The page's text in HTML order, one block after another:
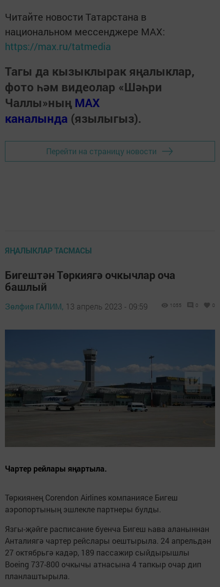
Читайте новости Татарстана в
национальном мессенджере MАХ:
https://max.ru/tatmedia
Тагы да кызыклырак яңалыклар,
фото һәм видеолар «Шәһри
Чаллы»ның MAX
каналында (язылыгыз).
Перейти на страницу новости
ЯҢАЛЫКЛАР ТАСМАСЫ
Бигештән Төркиягә очкычлар оча
башлый
Зөлфия ГАЛИМ, 13 апрель 2023 - 09:59 1055 0 0
Чартер рейлары яңартыла.
Төркиянең Corendon Airlines компаниясе Бигеш
аэропортының эшлекле партнеры булды.
Язгы-җәйге расписание буенча Бигеш һава аланыннан
Анталиягә чартер рейслары оештырыла. 24 апрельдән
27 октябрьгә кадәр, 189 пассажир сыйдырышлы
Boeing 737-800 очкычы атнасына 4 тапкыр очар дип
планлаштырыла.